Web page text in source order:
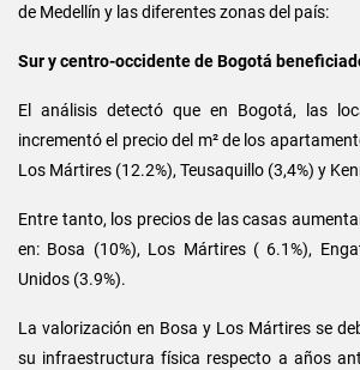
de Medellín y las diferentes zonas del país:
Sur y centro-occidente de Bogotá
El análisis detectó que en Bogotá, las
incrementó el precio del m² de los
Los Mártires (12.2%), Teusaquillo (3,4%) y
Entre tanto, los precios de las casas
en: Bosa (10%), Los Mártires ( 6.1%),
Unidos (3.9%).
La valorización en Bosa y Los Mártires se
su infraestructura física respecto a años